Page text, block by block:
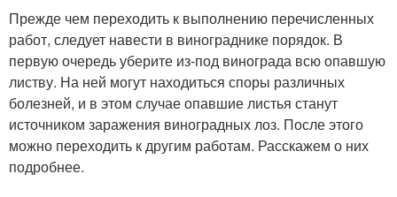
Прежде чем переходить к выполнению перечисленных
работ, следует навести в винограднике порядок. В
первую очередь уберите из-под винограда всю опавшую
листву. На ней могут находиться споры различных
болезней, и в этом случае опавшие листья станут
источником заражения виноградных лоз. После этого
можно переходить к другим работам. Расскажем о них
подробнее.